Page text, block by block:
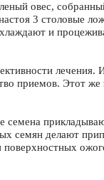
овес,
3 столовые
и
приемов. Этот же
семян делают
поверхностных